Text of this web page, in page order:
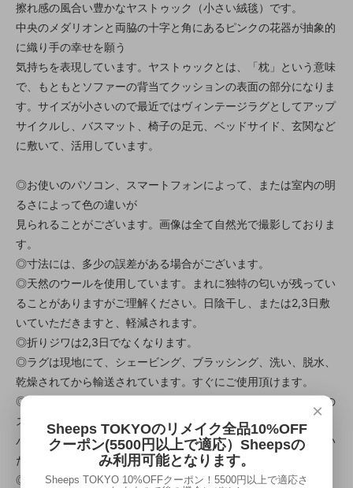
擦れ感の風合い豊かなヤストゥック（小さい絨毯）です。
中央のメダリオンと両脇の十字と角にあるピンクの花器が抽象的
に織り手の幸せを願う
気持ちを表現しています。ヤストゥックとは、「枕」という意味
で、もともとソファーの背当てクッションの表面の部分になりま
す。サイズが小さいので最近ではヴィンテージラグとしてアップ
サイクルし、バスマット、椅子の足元、ベッドサイド、玄関など
に敷いて、活用しています。
◎お使いのパソコン、スマートフォンによって、または室内の明
るさによって色の違いが
見られることがございます。画像は全て自然光で撮影しておりま
す。
◎寸法には、多少の誤差がある場合がございます。
◎天然のウールを使用しています。まれに独特の匂いが残ってい
ることがありますがご理解ください。日陰干し、または2,3日敷
いていただきますと、軽減されます。
◎折りジワは2,3日でなくなります。
◎ラグは現地にて、シェービング、ブラッシング、洗い、脱水、
乾燥されてから輸送されています。すぐにご使用頂けます。
◎ヴィンテージラグは、シェービングされることにより、独特の
スレ感、シャビー感が出されます。
パイル地がシェービングされていますので、表面は少しざらつい
た感じがしますが、1週間ほどで馴染んできます。
◎ヴィンテージラグは30~50年前のラグですので、使用感があ
×
Sheeps TOKYOのリメイク全品10%OFF
クーポン(5500円以上で適応）Sheepsの
み利用可能となります。
Sheeps TOKYO 10%OFFクーポン！5500円以上で適応さ